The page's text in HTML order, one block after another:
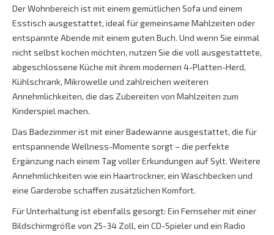
Der Wohnbereich ist mit einem gemütlichen Sofa und einem
Esstisch ausgestattet, ideal für gemeinsame Mahlzeiten oder
entspannte Abende mit einem guten Buch. Und wenn Sie einmal
nicht selbst kochen möchten, nutzen Sie die voll ausgestattete,
abgeschlossene Küche mit ihrem modernen 4-Platten-Herd,
Kühlschrank, Mikrowelle und zahlreichen weiteren
Annehmlichkeiten, die das Zubereiten von Mahlzeiten zum
Kinderspiel machen.
Das Badezimmer ist mit einer Badewanne ausgestattet, die für
entspannende Wellness-Momente sorgt – die perfekte
Ergänzung nach einem Tag voller Erkundungen auf Sylt. Weitere
Annehmlichkeiten wie ein Haartrockner, ein Waschbecken und
eine Garderobe schaffen zusätzlichen Komfort.
Für Unterhaltung ist ebenfalls gesorgt: Ein Fernseher mit einer
Bildschirmgröße von 25-34 Zoll, ein CD-Spieler und ein Radio